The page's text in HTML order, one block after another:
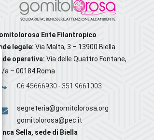
Ente Filantropico
legale: Via Malta, 3 – 13900 Biella
operativa: Via delle Quattro Fontane,
a – 00184 Roma
06 45666930 - 351 9661003
segreteria@gomitolorosa.org
gomitolorosa@pec.it
Sella, sede di Biella